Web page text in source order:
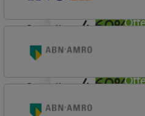
4,60%
aflosvrij
4,60%
Basistarief
aflosvrij
Budget